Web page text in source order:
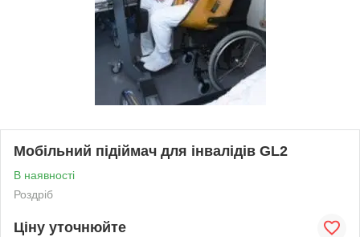
Мобільний підіймач для інвалідів GL2
В наявності
Роздріб
Ціну уточнюйте